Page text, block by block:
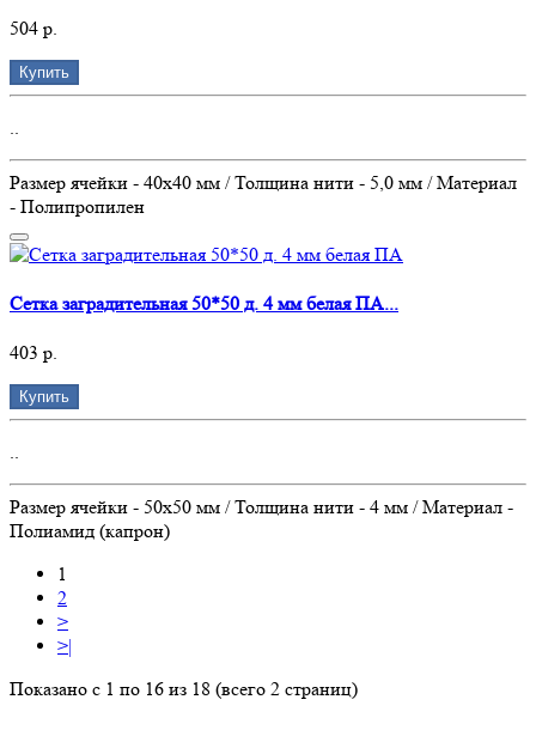
504 р.
Купить
Размер ячейки - 40х40 мм / Толщина нити - 5,0 мм / Материал
- Полипропилен
Сетка заградительная 50*50 д. 4 мм белая ПА...
403 р.
Купить
..
Размер ячейки - 50х50 мм / Толщина нити - 4 мм / Материал -
Полиамид (капрон)
1
2
>
>|
Показано с 1 по 16 из 18 (всего 2 страниц)